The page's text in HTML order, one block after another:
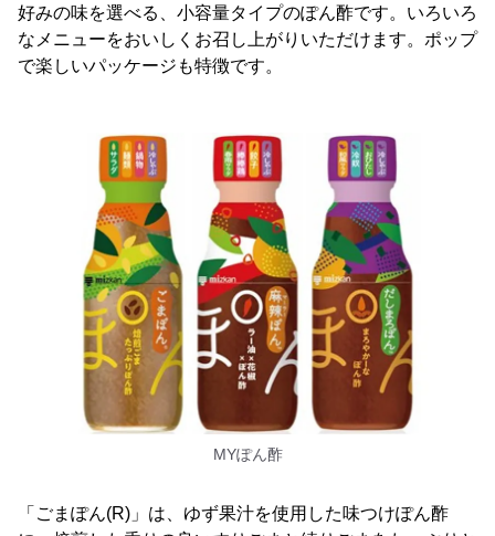
好みの味を選べる、小容量タイプのぽん酢です。いろいろ
なメニューをおいしくお召し上がりいただけます。ポップ
で楽しいパッケージも特徴です。
MYぽん酢
「ごまぽん(R)」は、ゆず果汁を使用した味つけぽん酢